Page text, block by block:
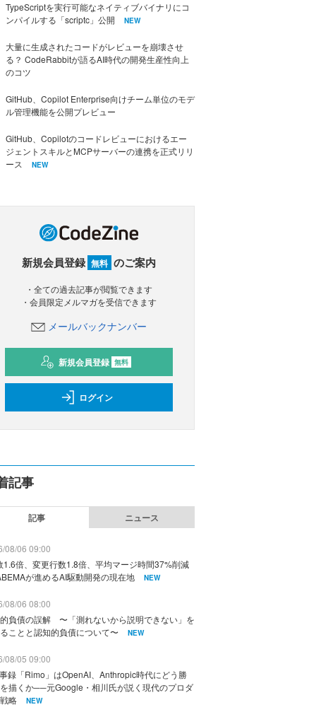
TypeScriptを実行可能なネイティブバイナリにコ
ンパイルする「scriptc」公開
NEW
大量に生成されたコードがレビューを崩壊させ
る？ CodeRabbitが語るAI時代の開発生産性向上
のコツ
GitHub、Copilot Enterprise向けチーム単位のモデ
ル管理機能を公開プレビュー
GitHub、Copilotのコードレビューにおけるエー
ジェントスキルとMCPサーバーの連携を正式リリ
ース
NEW
新規会員登録 無料 のご案内
・全ての過去記事が閲覧できます
・会員限定メルマガを受信できます
メールバックナンバー
新規会員登録 無料
ログイン
記事
記事 ニュース
08/06 09:00
1.6倍、変更行数1.8倍、平均マージ時間37%削減
が進めるAI駆動開発の現在地
NEW
08/06 08:00
負債の誤解 〜「測れないから説明できない」を
ことと認知的負債について〜
NEW
08/05 09:00
録「Rimo」はOpenAI、Anthropic時代にどう勝
描くか──元Google・相川氏が説く現代のプロダ
略
NEW